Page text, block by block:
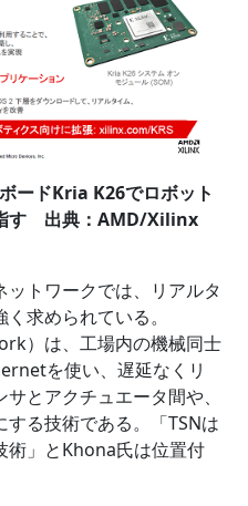
ードKria K26でロボット
す 出典：AMD/Xilinx
トワークでは、リアルタ
求められている。
）は、工場内の機械同士
を使い、遅延なくリ
とアクチュエータ間や、
る技術である。「TSNは
術」とKhona氏は位置付